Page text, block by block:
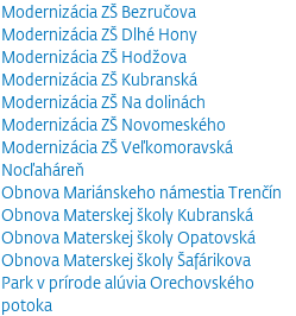
Modernizácia ZŠ Bezručova
Modernizácia ZŠ Dlhé Hony
Modernizácia ZŠ Hodžova
Modernizácia ZŠ Kubranská
Modernizácia ZŠ Na dolinách
Modernizácia ZŠ Novomeského
Modernizácia ZŠ Veľkomoravská
Nocľaháreň
Obnova Mariánskeho námestia Trenčín
Obnova Materskej školy Kubranská
Obnova Materskej školy Opatovská
Obnova Materskej školy Šafárikova
Park v prírode alúvia Orechovského
potoka